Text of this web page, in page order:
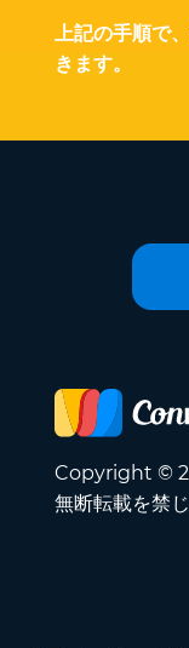
上記の手順で
きます。
Copyright ©
無断転載を禁じ